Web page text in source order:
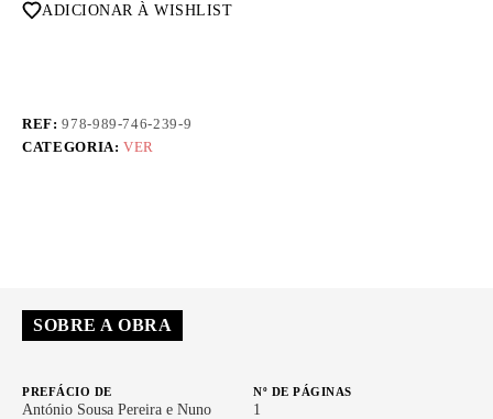
ADICIONAR À WISHLIST
REF:978-989-746-239-9
CATEGORIA:VER
SOBRE A OBRA
PREFÁCIO DE
António Sousa Pereira e Nuno
Nº DE PÁGINAS
1